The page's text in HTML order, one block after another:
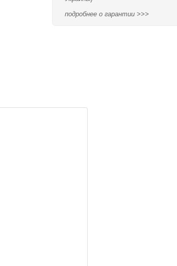
подробнее о гарантии >>>